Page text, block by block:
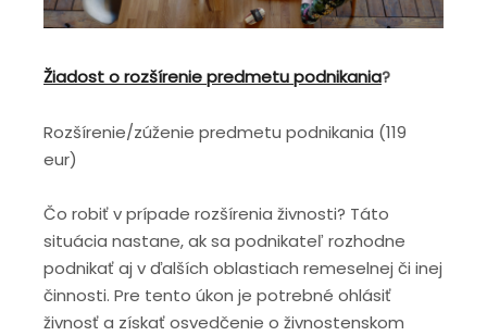
Žiadost o rozšírenie predmetu podnikania?
Rozšírenie/zúženie predmetu podnikania (119
eur)
Čo robiť v prípade rozšírenia živnosti? Táto
situácia nastane, ak sa podnikateľ rozhodne
podnikať aj v ďalších oblastiach remeselnej či inej
činnosti. Pre tento úkon je potrebné ohlásiť
živnosť a získať osvedčenie o živnostenskom